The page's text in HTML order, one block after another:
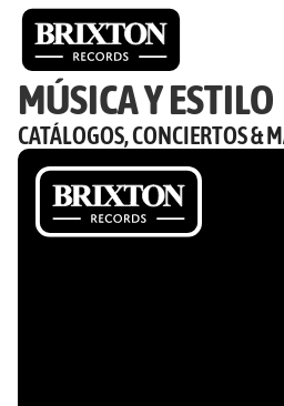
MÚSICA Y ESTILO
CATÁLOGOS, CONCIERTOS &